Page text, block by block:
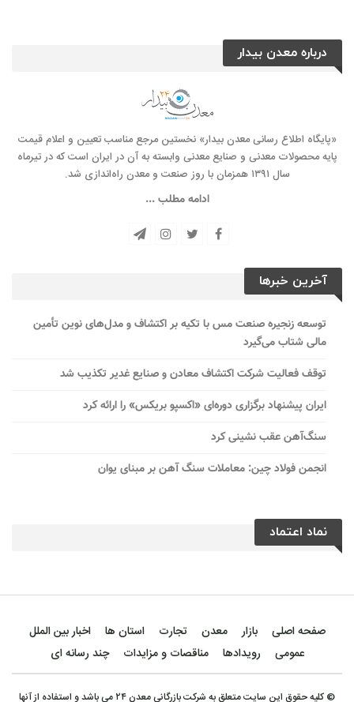
درباره معدن بیدار
«پایگاه اطلاع رسانی معدن بیدار» نخستین مرجع مناسب تعیین و اعلام قیمت
پایه محصولات معدنی و صنایع معدنی وابسته به آن در ایران است که در تیرماه
سال ۱۳۹۱ همزمان با روز صنعت و معدن راه‌‌اندازی شد.
ادامه مطلب ...
آخرین خبرها
توسعه زنجیره صنعت مس با تکیه بر اکتشاف و مدل‌های نوین تأمین
مالی شتاب می‌گیرد
توقف فعالیت شرکت اکتشاف معادن و صنایع غدیر تکذیب شد
ایران پیشنهاد برگزاری دوره‌ای «اکسپو بریکس» را ارائه کرد
سنگ‌آهن عقب نشینی کرد
انجمن فولاد چین: معاملات سنگ آهن بر مبنای یوان
نماد اعتماد
صفحه اصلی بازار معدن تجارت استان ها
اخبار بین الملل
عمومی
رویدادها مناقصات و مزایدات چند رسانه ای
© کلیه حقوق این سایت متعلق به شرکت بازرگانی معدن ۲۴ می باشد و استفاده از آنها